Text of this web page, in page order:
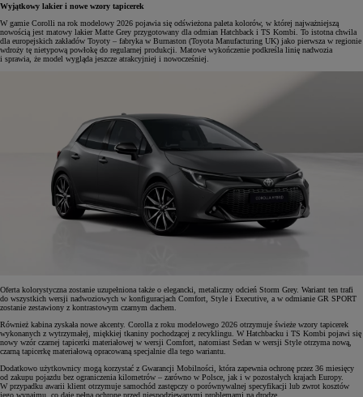
Wyjątkowy lakier i nowe wzory tapicerek
W gamie Corolli na rok modelowy 2026 pojawia się odświeżona paleta kolorów, w której najważniejszą
nowością jest matowy lakier Matte Grey przygotowany dla odmian Hatchback i TS Kombi. To istotna chwila
dla europejskich zakładów Toyoty – fabryka w Burnaston (Toyota Manufacturing UK) jako pierwsza w regionie
wdroży tę nietypową powłokę do regularnej produkcji. Matowe wykończenie podkreśla linię nadwozia
i sprawia, że model wygląda jeszcze atrakcyjniej i nowocześniej.
Oferta kolorystyczna zostanie uzupełniona także o elegancki, metaliczny odcień Storm Grey. Wariant ten trafi
do wszystkich wersji nadwoziowych w konfiguracjach Comfort, Style i Executive, a w odmianie GR SPORT
zostanie zestawiony z kontrastowym czarnym dachem.
Również kabina zyskała nowe akcenty. Corolla z roku modelowego 2026 otrzymuje świeże wzory tapicerek
wykonanych z wytrzymałej, miękkiej tkaniny pochodzącej z recyklingu. W Hatchbacku i TS Kombi pojawi się
nowy wzór czarnej tapicerki materiałowej w wersji Comfort, natomiast Sedan w wersji Style otrzyma nową,
czarną tapicerkę materiałową opracowaną specjalnie dla tego wariantu.
Dodatkowo użytkownicy mogą korzystać z Gwarancji Mobilności, która zapewnia ochronę przez 36 miesięcy
od zakupu pojazdu bez ograniczenia kilometrów – zarówno w Polsce, jak i w pozostałych krajach Europy.
W przypadku awarii klient otrzymuje samochód zastępczy o porównywalnej specyfikacji lub zwrot kosztów
jego wynajmu, co daje pełną ochronę przed niespodziewanymi problemami na drodze.